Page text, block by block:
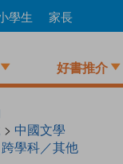
學生 家長
好書推介
> 中國文學
跨學科／其他